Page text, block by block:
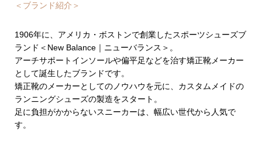
＜ブランド紹介＞
1906年に、アメリカ・ボストンで創業したスポーツシューズブ
ランド＜New Balance｜ニューバランス＞。
アーチサポートインソールや偏平足などを治す矯正靴メーカー
として誕生したブランドです。
矯正靴のメーカーとしてのノウハウを元に、カスタムメイドの
ランニングシューズの製造をスタート。
足に負担がかからないスニーカーは、幅広い世代から人気で
す。